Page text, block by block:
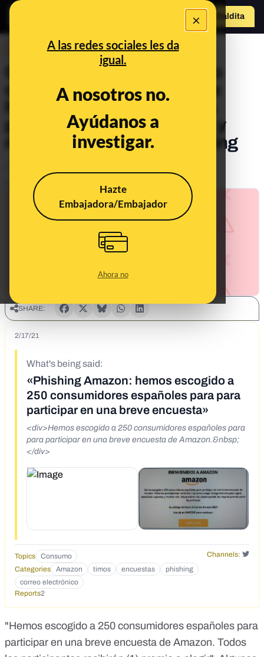
×
A las redes sociales les da
igual.
A nosotros no.
Ayúdanos a
investigar.
Hazte
Embajadora/Embajador
Ahora no
Hazte Maldito
Cuidado con este supuesto
correo de Amazon que dice
haberte seleccionado para
participar en una encuesta y
recibir un premio: es phishing
Publicado el
SHARE:
2/17/21
What's being said:
«Phishing Amazon: hemos escogido a
250 consumidores españoles para para
participar en una breve encuesta»
<div>Hemos escogido a 250 consumidores españoles para
para participar en una breve encuesta de Amazon.&nbsp;
</div>
Topics Consumo
Channels:
Categories
Amazon timos encuestas
phishing
correo electrónico
Reports2
"Hemos escogido a 250 consumidores españoles para
participar en una breve encuesta de Amazon. Todos